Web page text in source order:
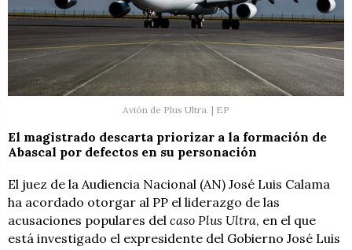
Avión de Plus Ultra. | EP
El magistrado descarta priorizar a la formación de
Abascal por defectos en su personación
El juez de la Audiencia Nacional (AN) José Luis Calama
ha acordado otorgar al PP el liderazgo de las
acusaciones populares del caso Plus Ultra, en el que
está investigado el expresidente del Gobierno José Luis